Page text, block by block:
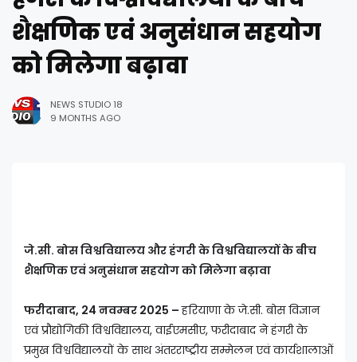
शैक्षणिक एवं अनुसंधान सहयोग
को मिलेगा बढ़ावा
NEWS STUDIO 18
9 MONTHS AGO
जे.सी. बोस विश्वविद्यालय और हंगरी के विश्वविद्यालयों के बीच
शैक्षणिक एवं अनुसंधान सहयोग को मिलेगा बढ़ावा
फरीदाबाद, 24 नवम्बर 2025 –हरियाणा के जे.सी. बोस विज्ञान
एवं प्रौद्योगिकी विश्वविद्यालय, वाईएमसीए, फरीदाबाद ने हंगरी के
प्रमुख विश्वविद्यालयों के साथ अंतरराष्ट्रीय सम्मेलन एवं कार्यशालाओं